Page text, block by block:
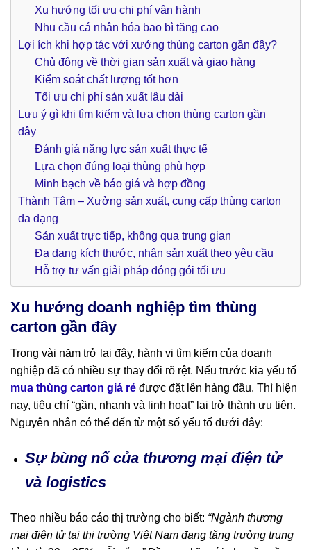
Xu hướng tối ưu chi phí vận hành
Nhu cầu cá nhân hóa bao bì tăng cao
Lợi ích khi hợp tác với xưởng thùng carton gần đây?
Chủ động về thời gian sản xuất và giao hàng
Kiểm soát chất lượng tốt hơn
Tối ưu chi phí sản xuất lâu dài
Lưu ý gì khi tìm kiếm và lựa chọn thùng carton gần
đây
Đánh giá năng lực sản xuất thực tế
Lựa chọn đúng loại thùng phù hợp
Minh bạch về báo giá và hợp đồng
Thành Tâm – Xưởng sản xuất, cung cấp thùng carton
đa dạng
Sản xuất trực tiếp, không qua trung gian
Đa dạng kích thước, nhận sản xuất theo yêu cầu
Hỗ trợ tư vấn giải pháp đóng gói tối ưu
Xu hướng doanh nghiệp tìm thùng
carton gần đây
Trong vài năm trở lại đây, hành vi tìm kiếm của doanh
nghiệp đã có nhiều sự thay đổi rõ rệt. Nếu trước kia yếu tố
mua thùng carton giá rẻ được đặt lên hàng đầu. Thì hiện
nay, tiêu chí “gần, nhanh và linh hoạt” lại trở thành ưu tiên.
Nguyên nhân có thể đến từ một số yếu tố dưới đây:
Sự bùng nổ của thương mại điện tử
và logistics
Theo nhiều báo cáo thị trường cho biết: “Ngành thương
mại điện tử tại thị trường Việt Nam đang tăng trưởng trung